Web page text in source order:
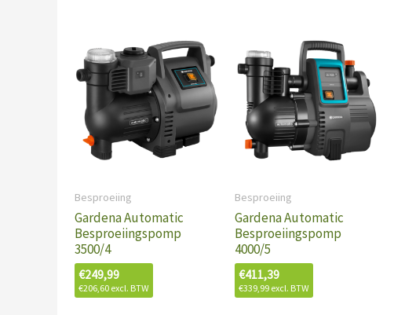
Besproeiing
Gardena Automatic
Besproeiingspomp
3500/4
€249,99
€206,60excl. BTW
Besproeiing
Gardena Automatic
Besproeiingspomp
4000/5
€411,39
€339,99excl. BTW